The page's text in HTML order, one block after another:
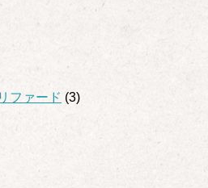
ファード (3)